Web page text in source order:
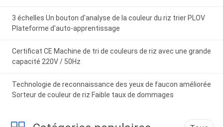
3 échelles Un bouton d'analyse de la couleur du riz trier PLOV
Plateforme d'auto-apprentissage
Certificat CE Machine de tri de couleurs de riz avec une grande
capacité 220V / 50Hz
Technologie de reconnaissance des yeux de faucon améliorée
Sorteur de couleur de riz Faible taux de dommages